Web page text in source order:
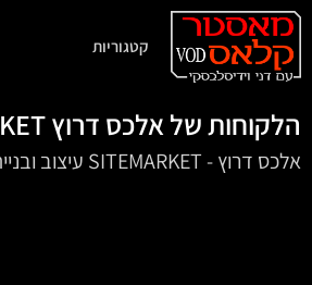
קטגוריות
הלקוחות של אלכס דרוץ SITEMARKET
‏אלכס דרוץ - SITEMARKET עיצוב ובניית אתרים